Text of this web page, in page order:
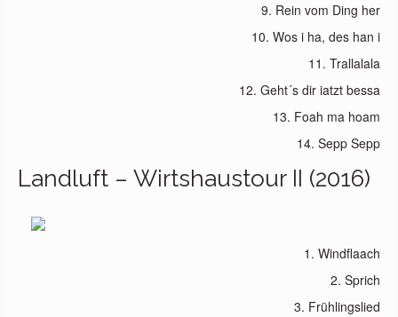
9. Rein vom Ding her
10. Wos i ha, des han i
11. Trallalala
12. Geht´s dir iatzt bessa
13. Foah ma hoam
14. Sepp Sepp
Landluft – Wirtshaustour II (2016)
1. Windflaach
2. Sprich
3. Frühlingslied